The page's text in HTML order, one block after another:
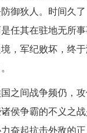
御狄人。时间久
任其在驻地无所事
，军纪败坏，终
之间战争频仍，
侯争霸的不义之战
奋起抗击外敌的